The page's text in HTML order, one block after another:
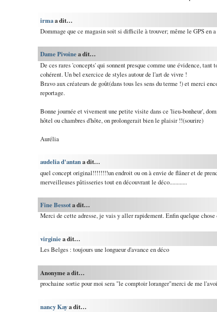
irmaa dit…
Dommage que ce magasin soit si difficile à trouver; même le GPS en
Dame Pivoinea dit…
De ces rares 'concepts' qui sonnent presque comme une évidence, tant
cohérent. Un bel exercice de styles autour de l'art de vivre !
Bravo aux créateurs de goût(dans tous les sens du terme !) et merci
reportage.
Bonne journée et vivement une petite visite dans ce 'lieu-bonheur',
hôtel ou chambres d'hôte, on prolongerait bien le plaisir !!(sourire)
Aurélia
audelia d'antana dit…
quel concept original!!!!!!!!un endroit ou on à envie de flâner et de
merveilleuses pâtisseries tout en découvrant le déco............
Fine Bessota dit…
Merci de cette adresse, je vais y aller rapidement. Enfin quelque
virginiea dit…
Les Belges : toujours une longueur d'avance en déco
Anonyme a dit…
prochaine sortie pour moi sera "le comptoir loranger"merci de me
nancy Kaya dit…